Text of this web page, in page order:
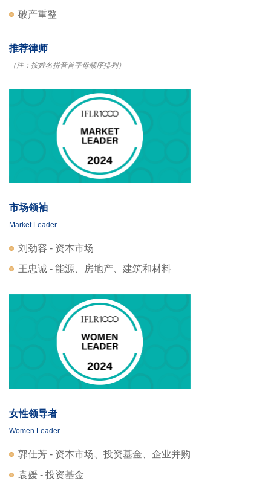
破产重整
推荐律师
（注：按姓名拼音首字母顺序排列）
市场领袖
Market Leader
刘劲容 - 资本市场
王忠诚 - 能源、房地产、建筑和材料
女性领导者
Women Leader
郭仕芳 - 资本市场、投资基金、企业并购
袁媛 - 投资基金